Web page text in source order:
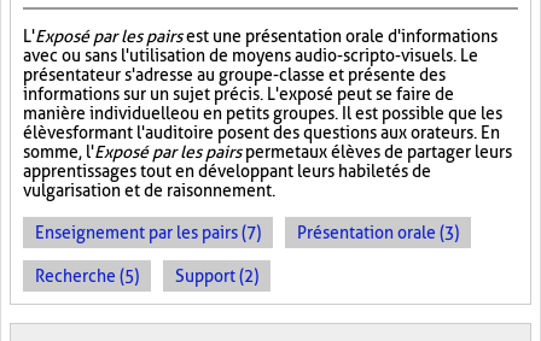
L'Exposé par les pairsest une présentation orale d'informations
avec ou sans l'utilisation de moyens audio-scripto-visuels. Le
présentateur s'adresse au groupe-classe et présente des
informations sur un sujet précis. L'exposé peut se faire de
manière individuelle ou en petits groupes. Il est possible que les
élèves formant l'auditoire posent des questions aux orateurs. En
somme, l'Exposé par les pairspermet aux élèves de partager leurs
apprentissages tout en développant leurs habiletés de
vulgarisation et de raisonnement.
Enseignement par les pairs (7) Présentation orale (3)
Recherche (5) Support (2)